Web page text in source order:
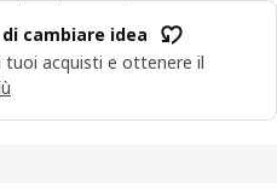
cambiare idea
tuoi acquisti e ottenere il